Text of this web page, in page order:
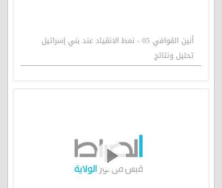
أنين القوافي 05 - نمط الانقياد عند بني إسرائيل
تحليل ونتائج